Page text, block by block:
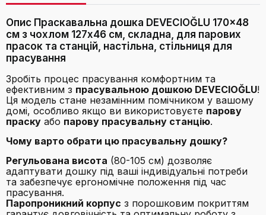
Опис Праскавальна дошка DEVECIOĞLU 170x48
см з чохлом 127x46 см, складна, для парових
прасок та станцій, настільна, стільниця для
прасування
Зробіть процес прасування комфортним та
ефективним з прасувальною дошкою DEVECIOĞLU!
Ця модель стане незамінним помічником у вашому
домі, особливо якщо ви використовуєте парову
праску або парову прасувальну станцію.
Чому варто обрати цю прасувальну дошку?
Регульована висота (80-105 см) дозволяє
адаптувати дошку під ваші індивідуальні потреби
та забезпечує ергономічне положення під час
прасування.
Паропроникний корпус з порошковим покриттям